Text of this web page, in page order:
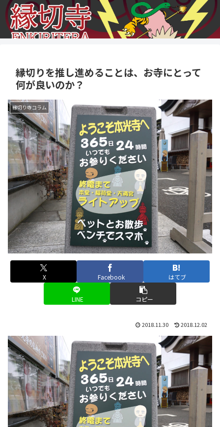
縁切りを推し進めることは、お寺にとって
何が良いのか？
縁切り寺コラム
X Facebook はてブ
LINE コピー
2018.11.30 2018.12.02